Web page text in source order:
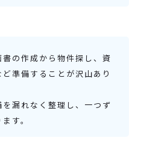
の作成から物件探し、資
準備することが沢山あり
漏れなく整理し、一つず
す。